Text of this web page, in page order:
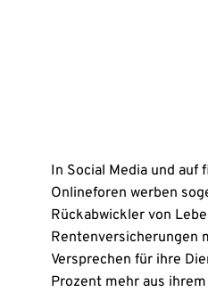
In Social Media und auf
Onlineforen werben
Rückabwickler von
Rentenversicherungen
Versprechen für ihre
Prozent mehr aus ihrem